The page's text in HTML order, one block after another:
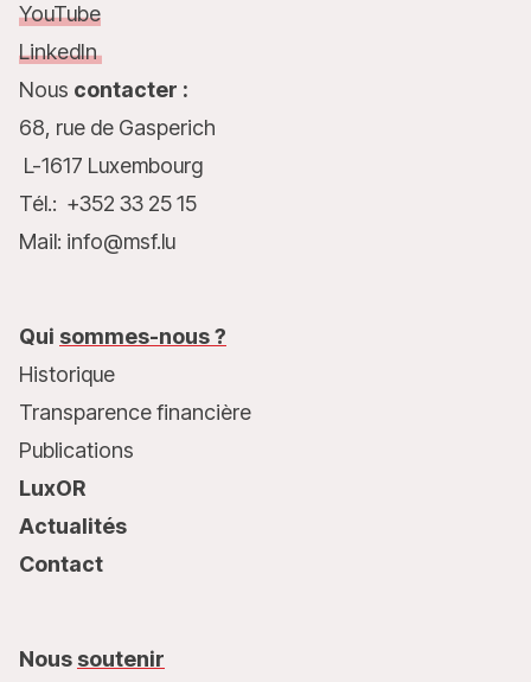
YouTube
LinkedIn
Nous contacter :
68, rue de Gasperich
L-1617 Luxembourg
Tél.: +352 33 25 15
Mail: info@msf.lu
Qui sommes-nous ?
Historique
Transparence financière
Publications
LuxOR
Actualités
Contact
Nous soutenir